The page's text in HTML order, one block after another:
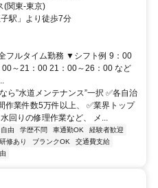
(関東-東京)
駅」より徒歩7分
フルタイム勤務 ▼シフト例 9：00
～21：00 21：00～26：00 など
ら”水道メンテナンス”一択 ✅各自治
作業件数5万件以上、 ✅業界トップ
回りの修理作業など、 メ...
由 学歴不問 車通勤OK
経験者歓迎
研修あり ブランクOK
交通費支給